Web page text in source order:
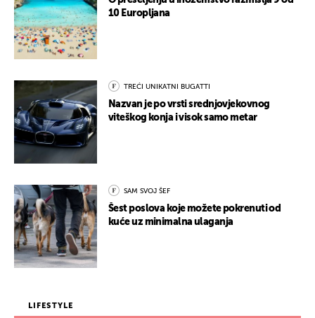
10 Europljana
TREĆI UNIKATNI BUGATTI
Nazvan je po vrsti srednjovjekovnog
viteškog konja i visok samo metar
SAM SVOJ ŠEF
Šest poslova koje možete pokrenuti od
kuće uz minimalna ulaganja
LIFESTYLE